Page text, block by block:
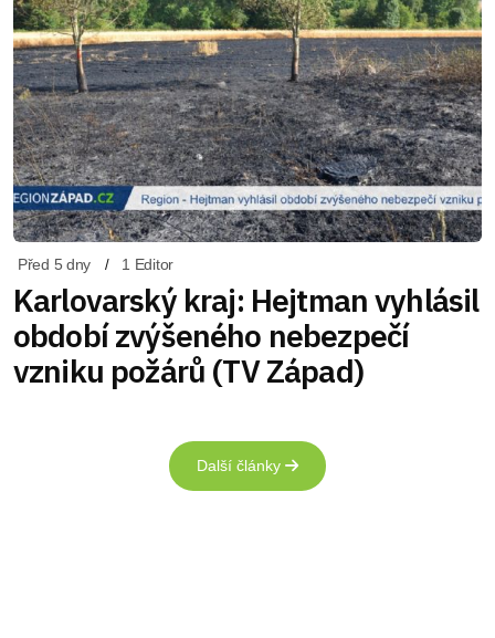
Před 5 dny 1 Editor
Karlovarský kraj: Hejtman vyhlásil
období zvýšeného nebezpečí
vzniku požárů (TV Západ)
Další články